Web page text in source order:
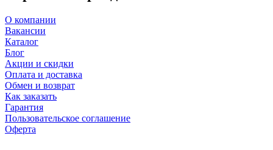
О компании
Вакансии
Каталог
Блог
Акции и скидки
Оплата и доставка
Обмен и возврат
Как заказать
Гарантия
Пользовательское соглашение
Оферта